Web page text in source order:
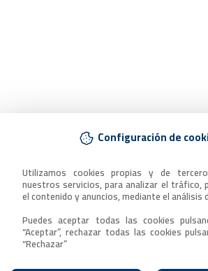
Configuración de
Utilizamos cookies propias y de
nuestros servicios, para analizar el tráfico,
el contenido y anuncios, mediante el análisis
Puedes aceptar todas las cookies
“Aceptar”, rechazar todas las cookies
“Rechazar”